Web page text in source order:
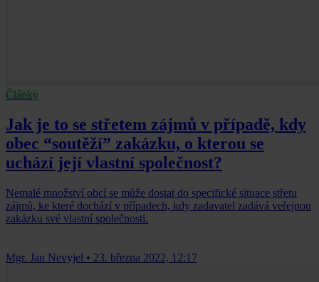
Články
Jak je to se střetem zájmů v případě, kdy
obec “soutěží” zakázku, o kterou se
uchází její vlastní společnost?
Nemalé množství obcí se může dostat do specifické situace střetu
zájmů, ke které dochází v případech, kdy zadavatel zadává veřejnou
zakázku své vlastní společnosti.
Mgr. Jan Nevyjel • 23. března 2022, 12:17